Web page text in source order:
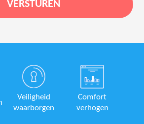
Veiligheid
waarborgen
Comfort
verhogen